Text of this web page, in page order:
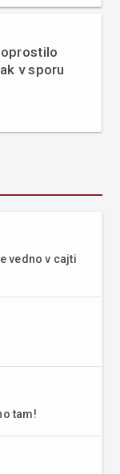
v sporu
vedno v cajti
tam!